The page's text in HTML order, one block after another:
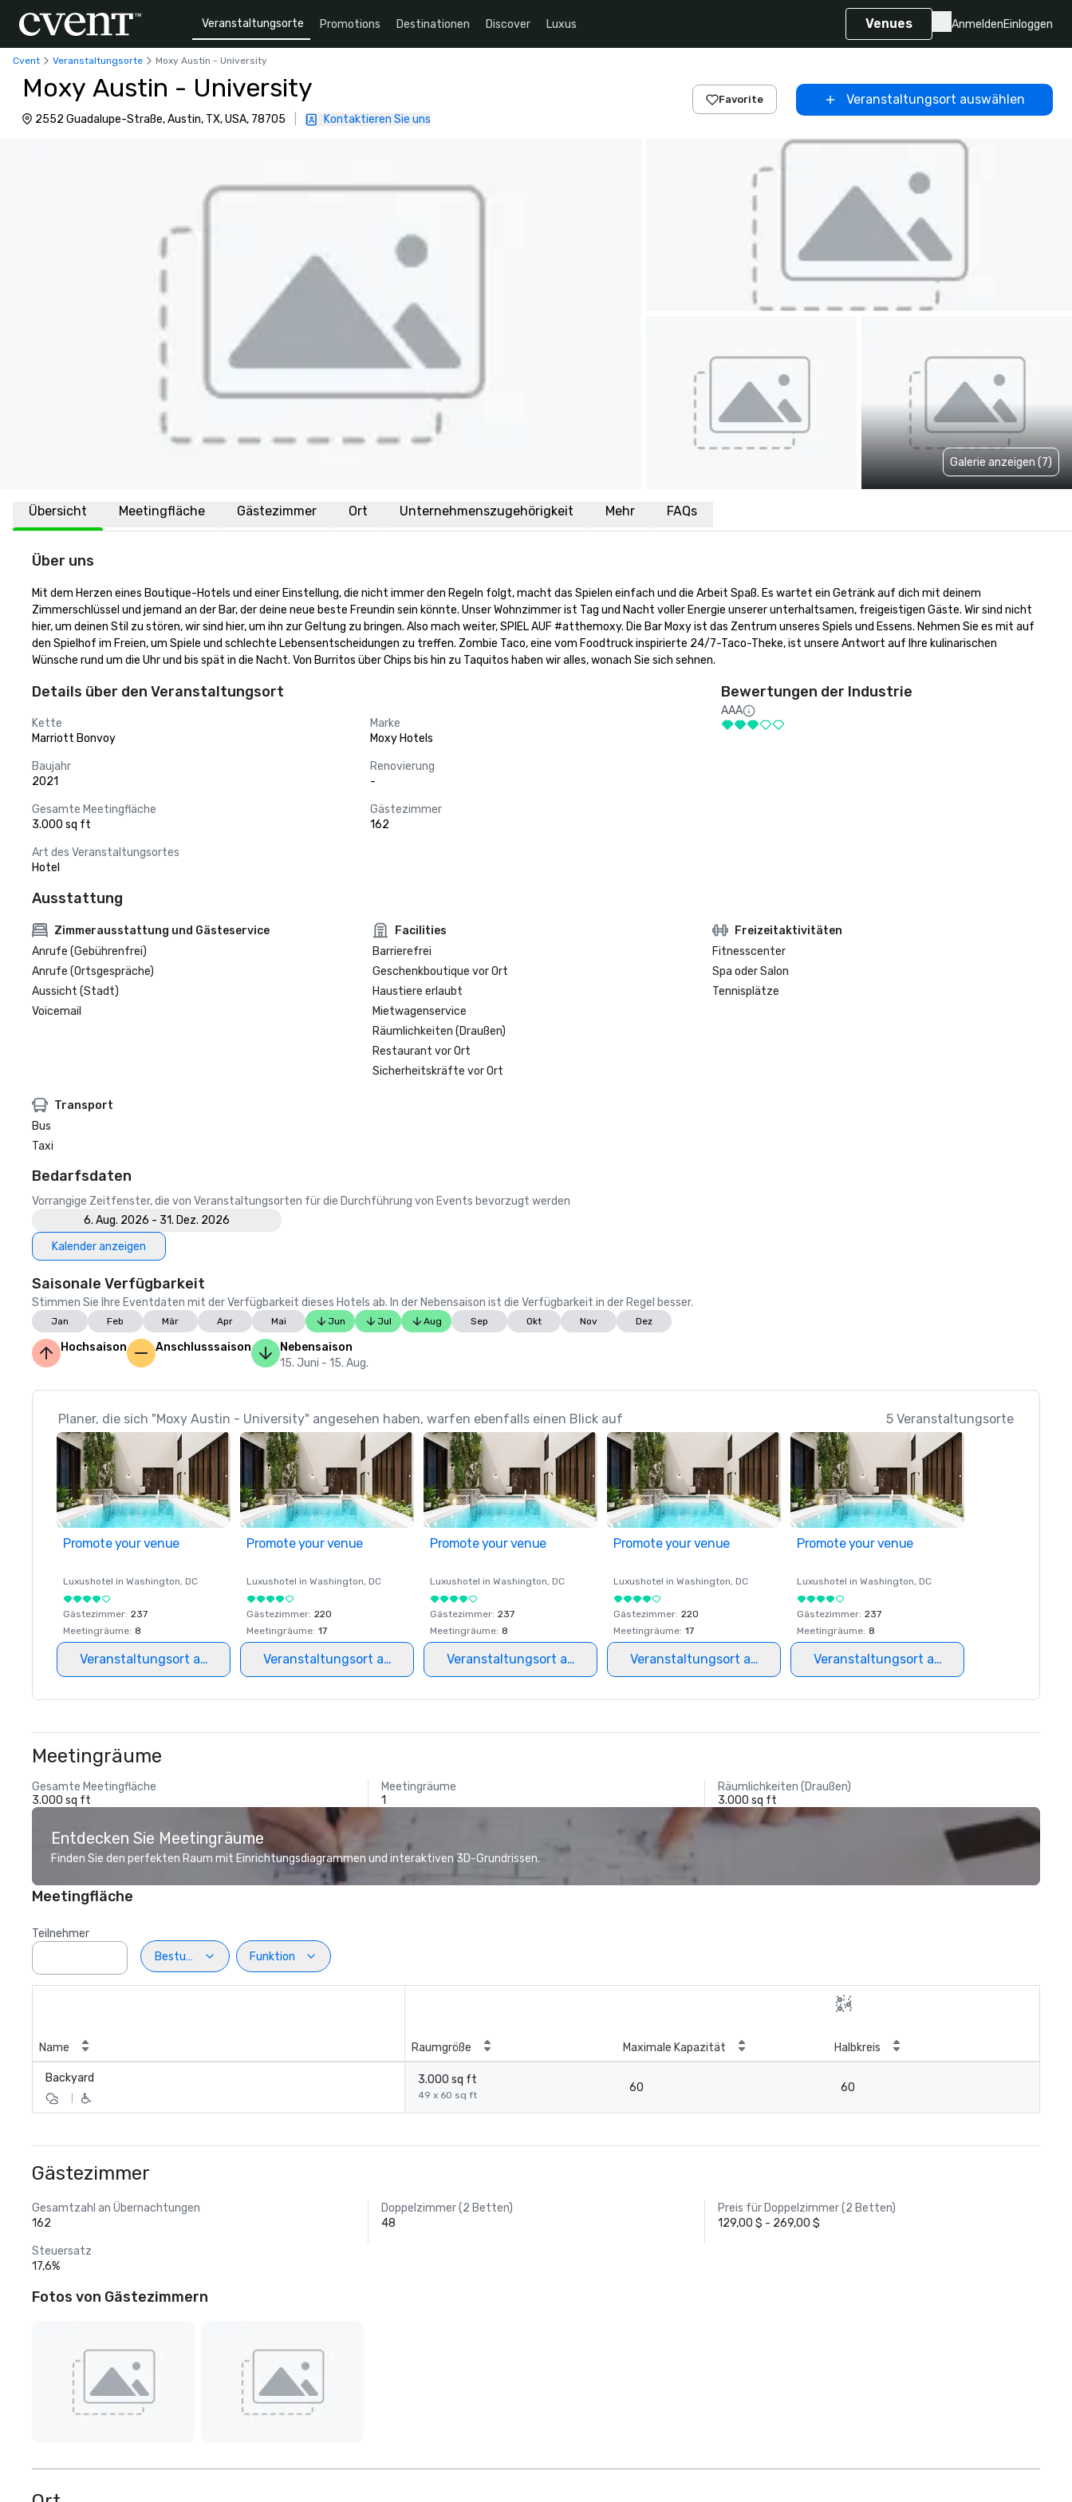
Veranstaltungsorte Promotions Destinationen Discover Luxus Venues AnmeldenEinloggen
Cvent Veranstaltungsorte Moxy Austin - University
Moxy Austin - University
2552 Guadalupe-Straße, Austin, TX, USA, 78705 Kontaktieren Sie uns
Favorite Veranstaltungsort auswählen
Galerie anzeigen (7)
Übersicht Meetingfläche Gästezimmer Ort Unternehmenszugehörigkeit Mehr FAQs
Über uns
Mit dem Herzen eines Boutique-Hotels und einer Einstellung, die nicht immer den Regeln folgt, macht das Spielen einfach und die Arbeit Spaß. Es wartet ein Getränk auf dich mit deinem
Zimmerschlüssel und jemand an der Bar, der deine neue beste Freundin sein könnte. Unser Wohnzimmer ist Tag und Nacht voller Energie unserer unterhaltsamen, freigeistigen Gäste. Wir sind nicht
hier, um deinen Stil zu stören, wir sind hier, um ihn zur Geltung zu bringen. Also mach weiter, SPIEL AUF #atthemoxy. Die Bar Moxy ist das Zentrum unseres Spiels und Essens. Nehmen Sie es mit auf
den Spielhof im Freien, um Spiele und schlechte Lebensentscheidungen zu treffen. Zombie Taco, eine vom Foodtruck inspirierte 24/7-Taco-Theke, ist unsere Antwort auf Ihre kulinarischen
Wünsche rund um die Uhr und bis spät in die Nacht. Von Burritos über Chips bis hin zu Taquitos haben wir alles, wonach Sie sich sehnen.
Details über den Veranstaltungsort
Kette
Marriott Bonvoy
Marke
Moxy Hotels
Baujahr
2021
Renovierung
-
Gesamte Meetingfläche
3.000 sq ft
Gästezimmer
162
Art des Veranstaltungsortes
Hotel
Bewertungen der Industrie
AAA
Ausstattung
Zimmerausstattung und Gästeservice
Anrufe (Gebührenfrei)
Anrufe (Ortsgespräche)
Aussicht (Stadt)
Voicemail
Facilities
Barrierefrei
Geschenkboutique vor Ort
Haustiere erlaubt
Mietwagenservice
Räumlichkeiten (Draußen)
Restaurant vor Ort
Sicherheitskräfte vor Ort
Freizeitaktivitäten
Fitnesscenter
Spa oder Salon
Tennisplätze
Transport
Bus
Taxi
Bedarfsdaten
Vorrangige Zeitfenster, die von Veranstaltungsorten für die Durchführung von Events bevorzugt werden
6. Aug. 2026 - 31. Dez. 2026
Kalender anzeigen
Saisonale Verfügbarkeit
Stimmen Sie Ihre Eventdaten mit der Verfügbarkeit dieses Hotels ab. In der Nebensaison ist die Verfügbarkeit in der Regel besser.
Jan Feb Mär Apr Mai Jun Jul Aug Sep Okt Nov Dez
Hochsaison Anschlusssaison
Nebensaison
15. Juni - 15. Aug.
Planer, die sich "Moxy Austin - University" angesehen haben, warfen ebenfalls einen Blick auf 5 Veranstaltungsorte
Promote your venue
Luxushotel in Washington, DC
Gästezimmer: 237
Meetingräume: 8
Veranstaltungsort auswählen
Promote your venue
Luxushotel in Washington, DC
Gästezimmer: 220
Meetingräume: 17
Veranstaltungsort auswählen
Promote your venue
Luxushotel in Washington, DC
Gästezimmer: 237
Meetingräume: 8
Veranstaltungsort auswählen
Promote your venue
Luxushotel in Washington, DC
Gästezimmer: 220
Meetingräume: 17
Veranstaltungsort auswählen
Promote your venue
Luxushotel in Washington, DC
Gästezimmer: 237
Meetingräume: 8
Veranstaltungsort auswählen
Meetingräume
Gesamte Meetingfläche
3.000 sq ft
Meetingräume
1
Räumlichkeiten (Draußen)
3.000 sq ft
Entdecken Sie Meetingräume
Finden Sie den perfekten Raum mit Einrichtungsdiagrammen und interaktiven 3D-Grundrissen.
Meetingfläche
Teilnehmer
Bestuhlung
Funktion
Name Raumgröße Maximale Kapazität Halbkreis
Backyard 3.000 sq ft
49 x 60 sq ft
60 60
Gästezimmer
Gesamtzahl an Übernachtungen
162
Doppelzimmer (2 Betten)
48
Preis für Doppelzimmer (2 Betten)
129,00 $ - 269,00 $
Steuersatz
17,6%
Fotos von Gästezimmern